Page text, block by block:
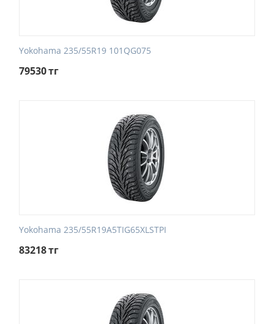
Yokohama 235/55R19 101QG075
79530тг
Yokohama 235/55R19A5TIG65XLSTPI
83218тг